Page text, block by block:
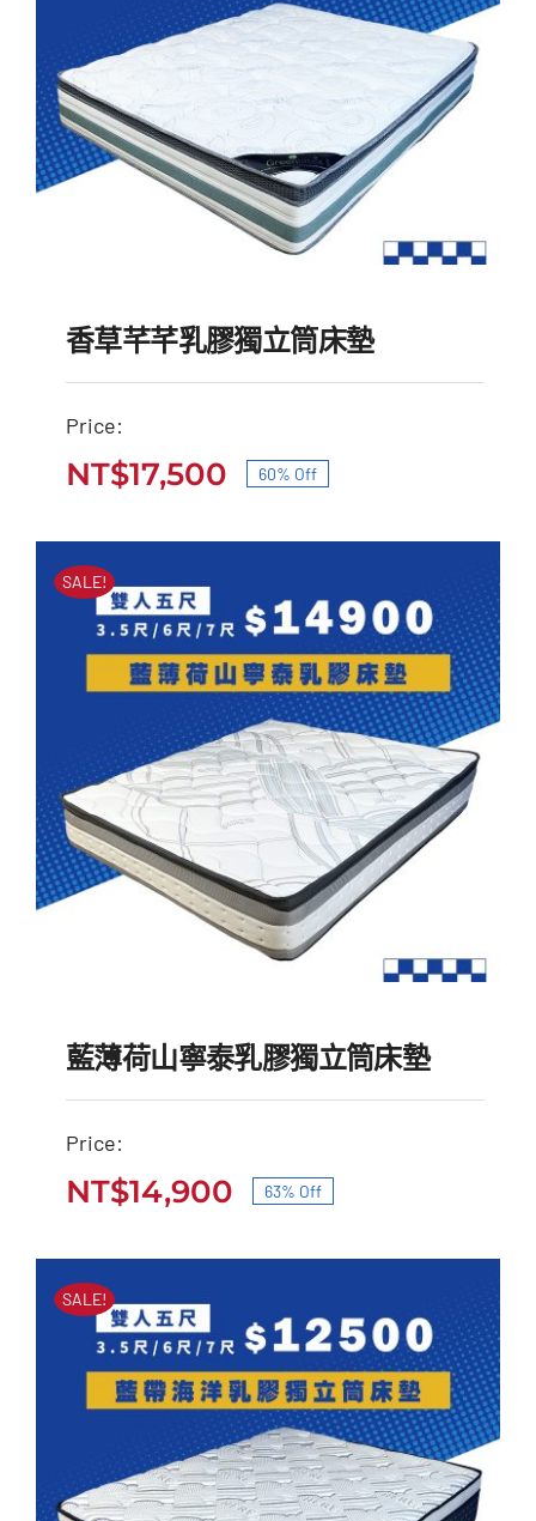
香草芊芊乳膠獨立筒床墊
NT$43,500
格：
NT$43,500。
NT$17,500
格：
NT$17,500。
香草芊芊乳膠獨立筒床墊
Price:
原
始
格：
NT$43,500。
NT$17,500
目
前
格：
NT$17,500。
60% Off
SALE!
藍薄荷山寧泰乳膠獨立筒
價
格：
NT$40,000。
價
格：
NT$14,900。
藍薄荷山寧泰乳膠獨立筒床墊
Price:
原
始
格：
NT$40,000。
NT$14,900
目
前
格：
NT$14,900。
63% Off
SALE!